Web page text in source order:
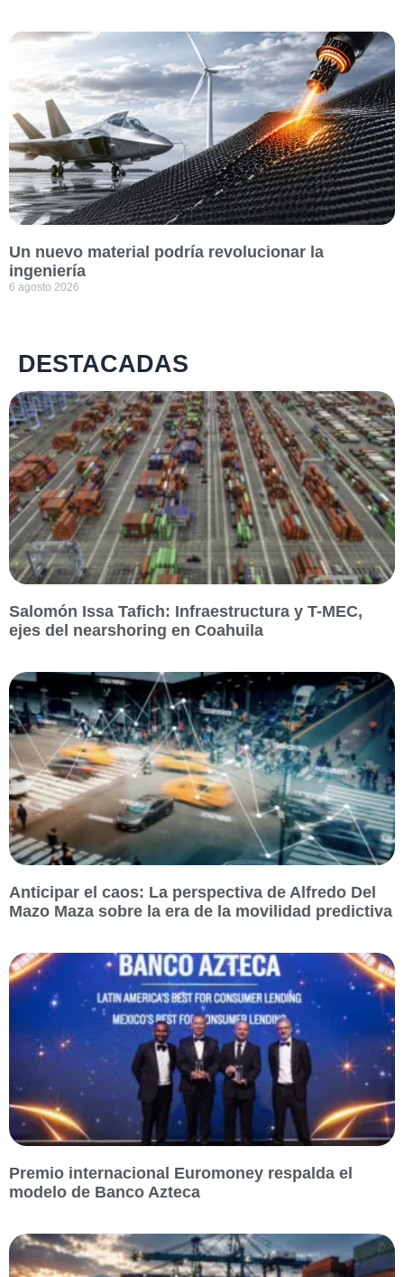
Un nuevo material podría revolucionar la
ingeniería
6 agosto 2026
DESTACADAS
Salomón Issa Tafich: Infraestructura y T-MEC,
ejes del nearshoring en Coahuila
Anticipar el caos: La perspectiva de Alfredo Del
Mazo Maza sobre la era de la movilidad predictiva
Premio internacional Euromoney respalda el
modelo de Banco Azteca